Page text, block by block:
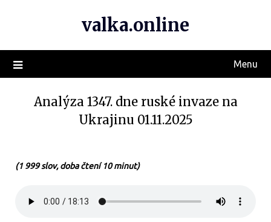
valka.online
Menu
Analýza 1347. dne ruské invaze na
Ukrajinu 01.11.2025
(1 999 slov, doba čtení 10 minut)